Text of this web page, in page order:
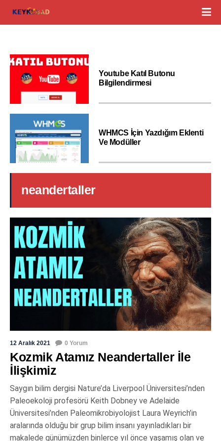
Youtube Katıl Butonu
Bilgilendirmesi
WHMCS İçin Yazdığım Eklenti
Ve Modüller
neandertaller
12 Aralık 2021 0 Yorum
Kozmik Atamız Neandertaller İle
İlişkimiz
Saygın bilim dergisi Nature’da Liverpool Üniversitesi’nden
Paleoekoloji profesörü Keith Dobney ve Adelaide
Üniversitesi’nden Paleomikrobiyolojist Laura Weyrich’in
aralarında olduğu bir grup bilim insanı yayınladıkları bir
makalede günümüzden binlerce yıl önce yaşamış olan ve